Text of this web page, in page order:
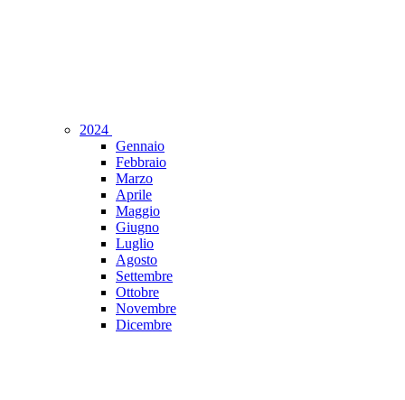
2024
Gennaio
Febbraio
Marzo
Aprile
Maggio
Giugno
Luglio
Agosto
Settembre
Ottobre
Novembre
Dicembre